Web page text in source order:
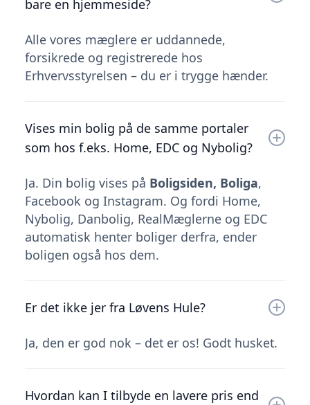
bare en hjemmeside?
Alle vores mæglere er uddannede,
forsikrede og registrerede hos
Erhvervsstyrelsen – du er i trygge hænder.
Vises min bolig på de samme portaler
som hos f.eks. Home, EDC og Nybolig?
Ja. Din bolig vises på Boligsiden, Boliga,
Facebook og Instagram. Og fordi Home,
Nybolig, Danbolig, RealMæglerne og EDC
automatisk henter boliger derfra, ender
boligen også hos dem.
Er det ikke jer fra Løvens Hule?
Ja, den er god nok – det er os! Godt husket.
Hvordan kan I tilbyde en lavere pris end